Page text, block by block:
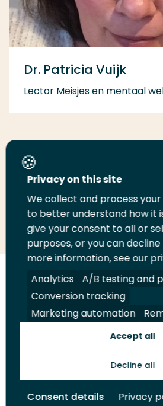
Dr. Patricia Vuijk
Lector Meisjes en mentaal
Deel deze pagina
Deel
LinkedIn
Deel
op
Twitter
Deel
op
Facebook
Email
deze
pagina
Print
deze
Volg
ons
op
LinkedIn
Volg
ons
op
Facebook
Volg
ons
op
YouTube
Volg
ons
op
Instagram
Juridisch Security A-Z
Toekomstmakers
Privacy on this site
We collect and process
to better understand how it
give your consent to all or
purposes, or you can
more information, see our
Analytics
A/B testing and
Conversion tracking
Marketing automation
Accept all
Decline all
Consent details Privacy